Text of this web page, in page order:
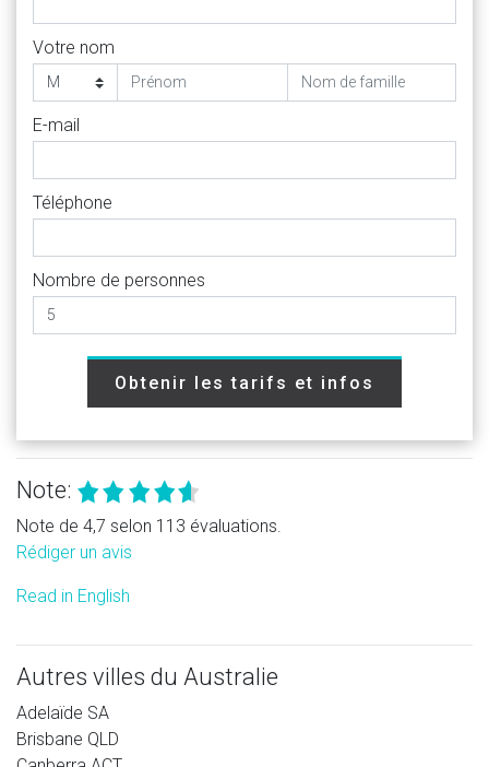
Votre nom
E-mail
Téléphone
Nombre de personnes
Obtenir les tarifs et infos
Note:
Note de 4,7 selon 113 évaluations.
Rédiger un avis
Read in English
Autres villes du Australie
Adelaïde SA
Brisbane QLD